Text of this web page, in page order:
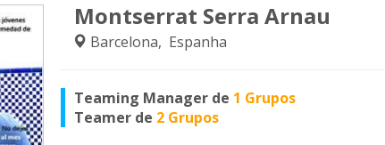
Montserrat Serra Arnau
Barcelona, Espanha
Teaming Manager de 1 Grupos
Teamer de 2 Grupos